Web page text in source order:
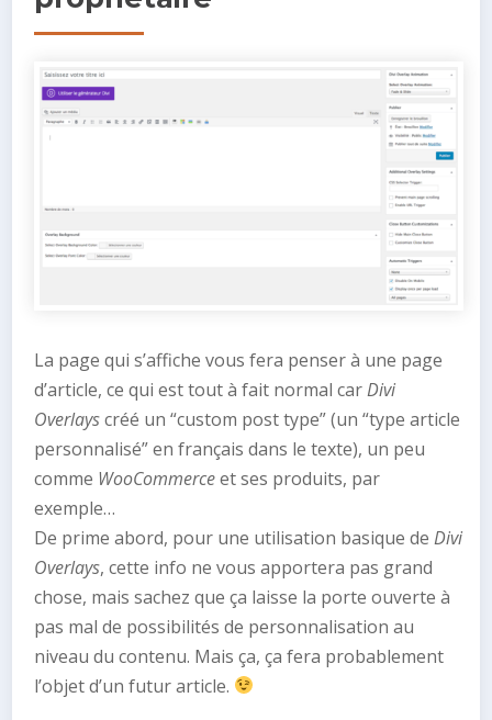
La page qui s’affiche vous fera penser à une page
d’article, ce qui est tout à fait normal carDivi
Overlayscréé un “custom post type” (un “type article
personnalisé” en français dans le texte), un peu
comme WooCommerceet ses produits, par
exemple…
De prime abord, pour une utilisation basique deDivi
Overlays, cette info ne vous apportera pas grand
chose, mais sachez que ça laisse la porte ouverte à
pas mal de possibilités de personnalisation au
niveau du contenu. Mais ça, ça fera probablement
l’objet d’un futur article.